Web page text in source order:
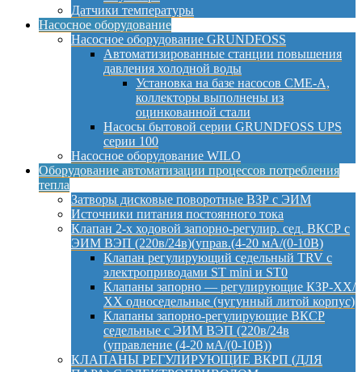
Датчики температуры
Насосное оборудование
Насосное оборудование GRUNDFOSS
Автоматизированные станции повышения
давления холодной воды
Установка на базе насосов CME-A,
коллекторы выполнены из
оцинкованной стали
Насосы бытовой серии GRUNDFOSS UPS
серии 100
Насосное оборудование WILO
Оборудование автоматизации процессов потребления
тепла
Затворы дисковые поворотные ВЗР с ЭИМ
Источники питания постоянного тока
Клапан 2-х ходовой запорно-регулир. сед. ВКСР с
ЭИМ ВЭП (220в/24в)(управ.(4-20 мА/(0-10В)
Клапан регулирующий седельный TRV с
электроприводами ST mini и ST0
Клапаны запорно — регулирующие КЗР-ХХ/
ХХ односедельные (чугунный литой корпус)
Клапаны запорно-регулирующие ВКСР
седельные с ЭИМ ВЭП (220в/24в
(управление (4-20 мА/(0-10В))
КЛАПАНЫ РЕГУЛИРУЮЩИЕ ВКРП (ДЛЯ